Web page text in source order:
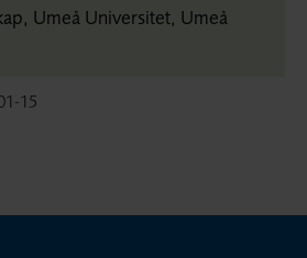
Umeå Universitet, Umeå
15